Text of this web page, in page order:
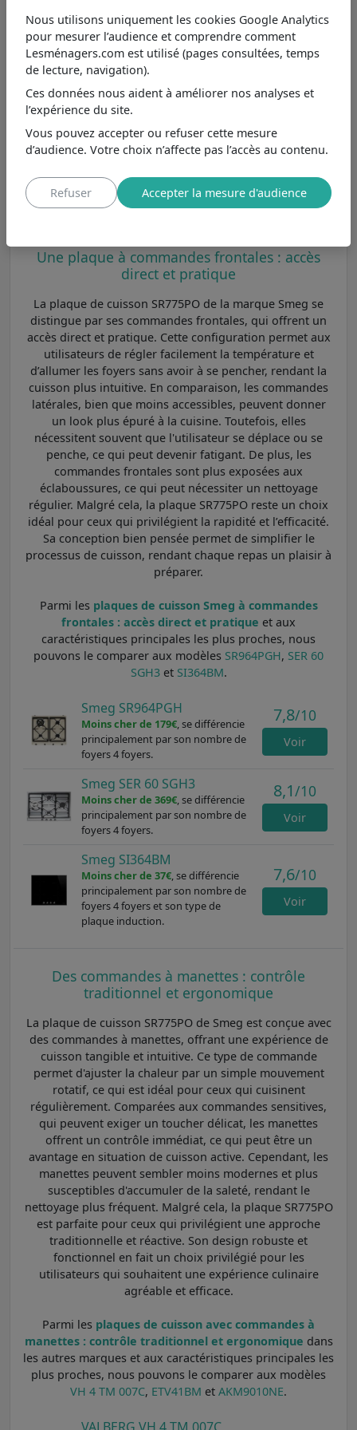
Smeg SR975XGH
Moins cher de 53€, possède les
mêmes caractéristiques principales.
7,2/10
Smeg SE775GH5
mêmes caractéristiques principales.
7,2
Moins cher de 44€
, possède les
mêmes caractéristiques principales.
Voir
Une plaque à commandes frontales : accès
direct et pratique
La plaque de cuisson SR775PO de la marque Smeg se
distingue par ses commandes frontales, qui offrent un
accès direct et pratique. Cette configuration permet aux
utilisateurs de régler facilement la température et
d’allumer les foyers sans avoir à se pencher, rendant la
cuisson plus intuitive. En comparaison, les commandes
latérales, bien que moins accessibles, peuvent donner
un look plus épuré à la cuisine. Toutefois, elles
nécessitent souvent que l'utilisateur se déplace ou se
penche, ce qui peut devenir fatigant. De plus, les
commandes frontales sont plus exposées aux
éclaboussures, ce qui peut nécessiter un nettoyage
régulier. Malgré cela, la plaque SR775PO reste un choix
idéal pour ceux qui privilégient la rapidité et l’efficacité.
Sa conception bien pensée permet de simplifier le
processus de cuisson, rendant chaque repas un plaisir à
préparer.
Parmi les plaques de cuisson Smeg à commandes
frontales : accès direct et pratique et aux
caractéristiques principales les plus proches, nous
pouvons le comparer aux modèles SR964PGH, SER 60
SGH3et SI364BM.
Smeg SR964PGH
Moins cher de 179€, se différencie
principalement par son nombre de
foyers 4 foyers.
7,8/10
Voir
Smeg SER 60 SGH3
Moins cher de 369€, se différencie
principalement par son nombre de
foyers 4 foyers.
8,1/10
Voir
Smeg SI364BM
Moins cher de 37€, se différencie
principalement par son nombre de
foyers 4 foyers et son type de
plaque induction.
7,6/10
Voir
Des commandes à manettes : contrôle
traditionnel et ergonomique
La plaque de cuisson SR775PO de Smeg est conçue avec
des commandes à manettes, offrant une expérience de
cuisson tangible et intuitive. Ce type de commande
permet d'ajuster la chaleur par un simple mouvement
rotatif, ce qui est idéal pour ceux qui cuisinent
régulièrement. Comparées aux commandes sensitives,
qui peuvent exiger un toucher délicat, les manettes
offrent un contrôle immédiat, ce qui peut être un
avantage en situation de cuisson active. Cependant, les
manettes peuvent sembler moins modernes et plus
susceptibles d'accumuler de la saleté, rendant le
nettoyage plus fréquent. Malgré cela, la plaque SR775PO
est parfaite pour ceux qui privilégient une approche
traditionnelle et réactive. Son design robuste et
fonctionnel en fait un choix privilégié pour les
utilisateurs qui souhaitent une expérience culinaire
agréable et efficace.
Parmi les plaques de cuisson avec commandes à
manettes : contrôle traditionnel et ergonomique dans
les autres marques et aux caractéristiques principales les
plus proches, nous pouvons le comparer aux modèles
VH 4 TM 007C, ETV41BM et AKM9010NE.
Nous utilisons uniquement les cookies Google Analytics
pour mesurer l’audience et comprendre comment
Lesménagers.com est utilisé (pages consultées, temps
de lecture, navigation).
Ces données nous aident à améliorer nos analyses et
l’expérience du site.
Vous pouvez accepter ou refuser cette mesure
d’audience. Votre choix n’affecte pas l’accès au contenu.
Refuser Accepter la mesure d'audience